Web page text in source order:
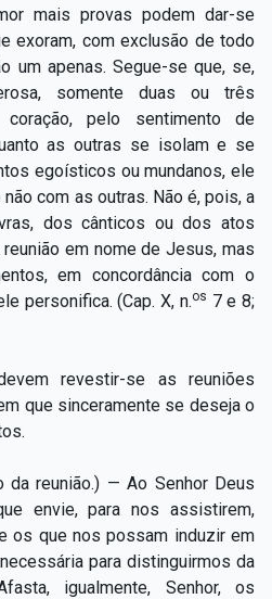
mais provas podem dar-se
exoram, com exclusão de todo
um apenas. Segue-se que, se,
somente duas ou três
pelo sentimento de
as outras se isolam e se
egoísticos ou mundanos, ele
com as outras. Não é, pois, a
dos cânticos ou dos atos
em nome de Jesus, mas
em concordância com o
personifica. (Cap. X, n.os 7 e 8;
revestir-se as reuniões
que sinceramente se deseja o
da reunião.) — Ao Senhor Deus
envie, para nos assistirem,
os que nos possam induzir em
para distinguirmos da
igualmente, Senhor, os